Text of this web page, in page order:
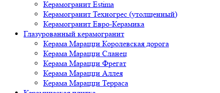
Керамогранит Estima
Керамогранит Техногрес (утолщенный)
Керамогранит Евро-Керамика
Глазурованный керамогранит
Керама Марацци Королевская дорога
Керама Марацци Сланец
Керама Марацци Фрегат
Керама Марацци Аллея
Керама Марацци Терраса